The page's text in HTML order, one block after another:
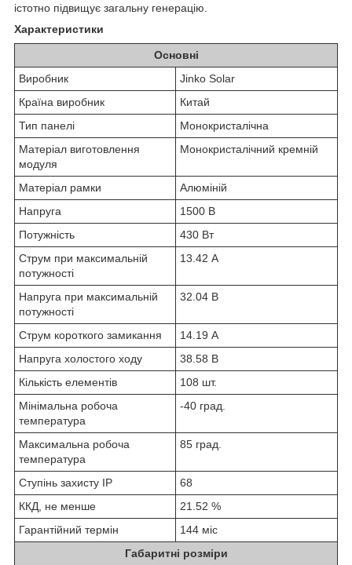
істотно підвищує загальну генерацію.
Характеристики
Основні
Виробник
Jinko Solar
Країна виробник
Китай
Тип панелі
Монокристалічна
Матеріал виготовлення
модуля
Монокристалічний кремній
Матеріал рамки
Алюміній
Напруга
1500 В
Потужність
430 Вт
Струм при максимальній
потужності
13.42 А
Напруга при максимальній
потужності
32.04 В
Струм короткого замикання
14.19 А
Напруга холостого ходу
38.58 В
Кількість елементів
108 шт.
Мінімальна робоча
температура
-40 град.
Максимальна робоча
температура
85 град.
Ступінь захисту IP
68
ККД, не менше
21.52 %
Гарантійний термін
144 міс
Габаритні розміри